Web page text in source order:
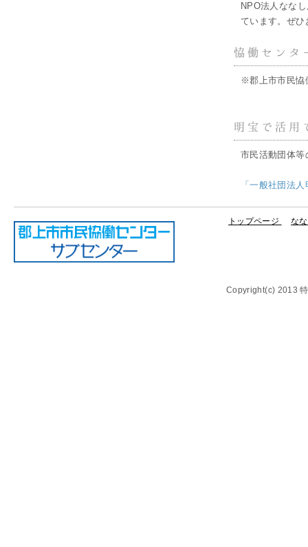
NPO法人なな
ています。ぜひ
恊働センタ
※郡上市市民恊
明宝で活用
市民活動団体等
「一般社団法
トップページ な
Copyright(c) 2013